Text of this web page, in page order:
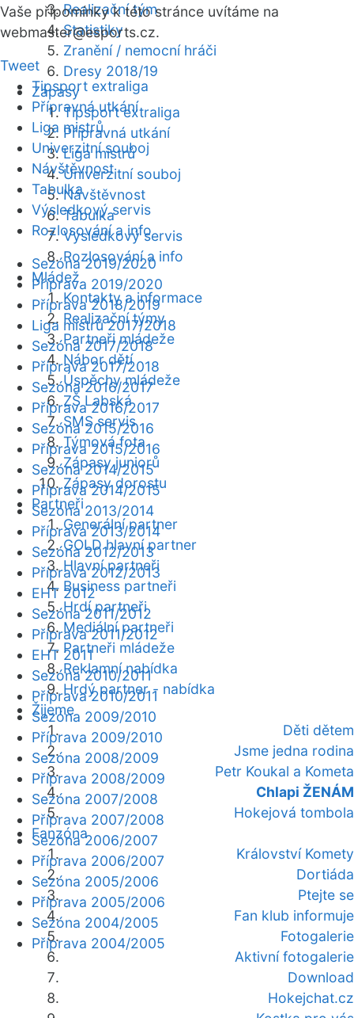
Realizační tým
Statistiky
Zranění / nemocní hráči
Dresy 2018/19
Zápasy
Tipsport extraliga
Přípravná utkání
Liga mistrů
Univerzitní souboj
Návštěvnost
Tabulka
Výsledkový servis
Rozlosování a info
Mládež
Kontakty a informace
Realizační týmy
Partneři mládeže
Nábor dětí
Úspěchy mládeže
ZŠ Labská
SMS servis
Týmová fota
Zápasy juniorů
Zápasy dorostu
Partneři
Generální partner
GOLD hlavní partner
Hlavní partneři
Business partneři
Hrdí partneři
Mediální partneři
Partneři mládeže
Reklamní nabídka
Hrdý partner - nabídka
Žijeme
Děti dětem
Jsme jedna rodina
Petr Koukal a Kometa
Chlapi ŽENÁM
Hokejová tombola
Fanzóna
Království Komety
Dortiáda
Ptejte se
Fan klub informuje
Fotogalerie
Aktivní fotogalerie
Download
Hokejchat.cz
Vaše připomínky k této stránce uvítáme na
webmaster@esports.cz.
Tweet
Tipsport extraliga
Přípravná utkání
Liga mistrů
Univerzitní souboj
Návštěvnost
Tabulka
Výsledkový servis
Rozlosování a info
Sezóna 2019/2020
Příprava 2019/2020
Příprava 2018/2019
Liga mistrů 2017/2018
Sezóna 2017/2018
Příprava 2017/2018
Sezóna 2016/2017
Příprava 2016/2017
Sezóna 2015/2016
Příprava 2015/2016
Sezóna 2014/2015
Příprava 2014/2015
Sezóna 2013/2014
Příprava 2013/2014
Sezóna 2012/2013
Příprava 2012/2013
EHT 2012
Sezóna 2011/2012
Příprava 2011/2012
EHT 2011
Sezóna 2010/2011
Příprava 2010/2011
Sezóna 2009/2010
Příprava 2009/2010
Sezóna 2008/2009
Příprava 2008/2009
Sezóna 2007/2008
Příprava 2007/2008
Sezóna 2006/2007
Příprava 2006/2007
Sezóna 2005/2006
Příprava 2005/2006
Sezóna 2004/2005
Příprava 2004/2005